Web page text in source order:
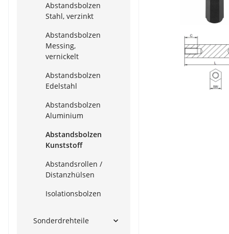
Abstandsbolzen
Stahl, verzinkt
Abstandsbolzen
Messing,
vernickelt
Abstandsbolzen
Edelstahl
Abstandsbolzen
Aluminium
Abstandsbolzen
Kunststoff
Abstandsrollen /
Distanzhülsen
Isolationsbolzen
Sonderdrehteile